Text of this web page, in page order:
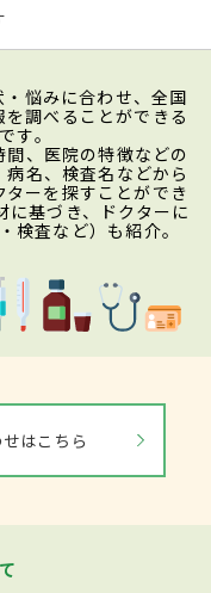
悩みに合わせ、全国
調べることができる
す。
、医院の特徴などの
名、検査名などから
ーを探すことができ
に基づき、ドクターに
検査など）も紹介。
はこちら